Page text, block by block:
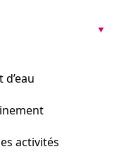
activités